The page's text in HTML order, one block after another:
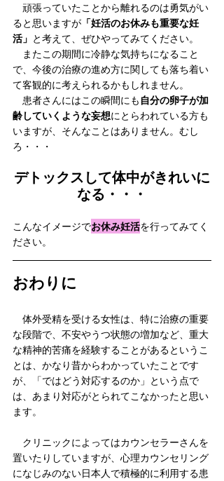
頑張っていたことから離れるのは勇気がい
ると思いますが 「妊活のお休みも重要な妊
活」 と考えて、ぜひやってみてください。
またこの期間に冷静な気持ちになること
で、今後の治療の進め方に関しても落ち着い
て客観的に考えられるかもしれません。
患者さんにはこの瞬間にも 自分の卵子が加
齢していくような妄想にとらわれている方も
いますが、そんなことはありません。むし
ろ・・・
デトックスして体中がきれいに
なる・・・
こんなイメージでお休み妊活を行ってみてく
ださい。
おわりに
体外受精を受ける女性は、特に治療の重要
な段階で、不安やうつ状態の増加など、重大
な精神的苦痛を経験することがあるというこ
とは、かなり昔からわかっていたことです
が、「ではどう対応するのか」という点で
は、あまり対応がとられてこなかったと思い
ます。
クリニックによってはカウンセラーさんを
置いたりしていますが、心理カウンセリング
になじみのない日本人で積極的に利用する患